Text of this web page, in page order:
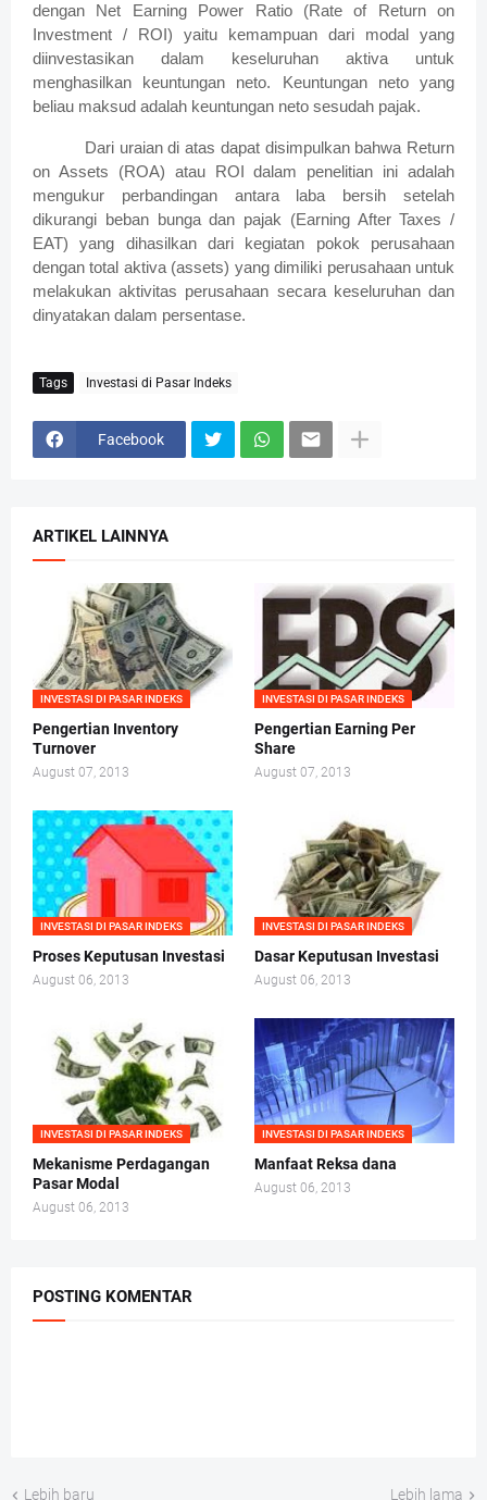
dengan Net Earning Power Ratio (Rate of Return on
Investment / ROI) yaitu kemampuan dari modal yang
diinvestasikan dalam keseluruhan aktiva untuk
menghasilkan keuntungan neto. Keuntungan neto yang
beliau maksud adalah keuntungan neto sesudah pajak.
Dari uraian di atas dapat disimpulkan bahwa Return
on Assets (ROA) atau ROI dalam penelitian ini adalah
mengukur perbandingan antara laba bersih setelah
dikurangi beban bunga dan pajak (Earning After Taxes /
EAT) yang dihasilkan dari kegiatan pokok perusahaan
dengan total aktiva (assets) yang dimiliki perusahaan untuk
melakukan aktivitas perusahaan secara keseluruhan dan
dinyatakan dalam persentase.
Tags Investasi di Pasar Indeks
Facebook
ARTIKEL LAINNYA
INVESTASI DI PASAR INDEKS
Pengertian Inventory
Turnover
August 07, 2013
INVESTASI DI PASAR INDEKS
Pengertian Earning Per
Share
August 07, 2013
INVESTASI DI PASAR INDEKS
Proses Keputusan Investasi
August 06, 2013
INVESTASI DI PASAR INDEKS
Dasar Keputusan Investasi
August 06, 2013
INVESTASI DI PASAR INDEKS
Mekanisme Perdagangan
Pasar Modal
August 06, 2013
INVESTASI DI PASAR INDEKS
Manfaat Reksa dana
August 06, 2013
POSTING KOMENTAR
Lebih baru Lebih lama